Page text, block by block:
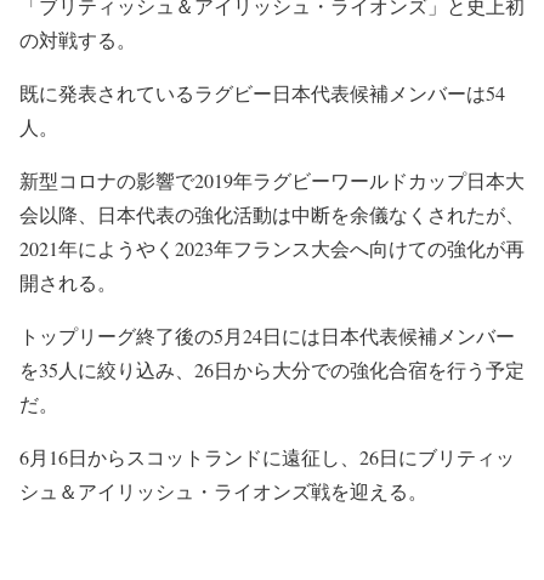
「ブリティッシュ＆アイリッシュ・ライオンズ」と史上初
の対戦する。
既に発表されているラグビー日本代表候補メンバーは54
人。
新型コロナの影響で2019年ラグビーワールドカップ日本大
会以降、日本代表の強化活動は中断を余儀なくされたが、
2021年にようやく2023年フランス大会へ向けての強化が再
開される。
トップリーグ終了後の5月24日には日本代表候補メンバー
を35人に絞り込み、26日から大分での強化合宿を行う予定
だ。
6月16日からスコットランドに遠征し、26日にブリティッ
シュ＆アイリッシュ・ライオンズ戦を迎える。